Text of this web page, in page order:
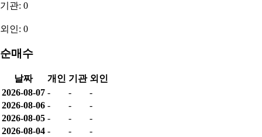
기관: 0
외인: 0
순매수
날짜 개인 기관 외인
2026-08-07 - -
-
2026-08-06 - -
-
2026-08-05 - -
-
2026-08-04 - -
-